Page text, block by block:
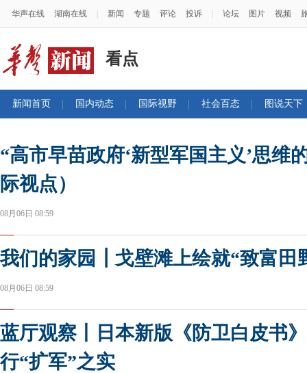
华声在线 湖南在线 新闻 专题 评论 投诉 论坛 图片 视频
看点
新闻首页 国内动态 国际视野 社会百态 图说天下
“高市早苗政府‘新型军国主义’思维
际视点）
08月06日 08:59
我们的家园┃戈壁滩上绘就“致富田
08月06日 08:59
蓝厅观察丨日本新版《防卫白皮书
行“扩军”之实